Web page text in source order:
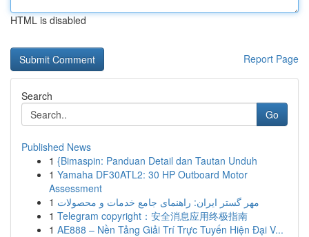
HTML is disabled
Report Page
Search
Go
Published News
1 {Bimaspin: Panduan Detail dan Tautan Unduh
1 Yamaha DF30ATL2: 30 HP Outboard Motor
Assessment
1 مهر گستر ایران: راهنمای جامع خدمات و محصولات
1 Telegram copyright：安全消息应用终极指南
1 AE888 – Nền Tảng Giải Trí Trực Tuyến Hiện Đại V...